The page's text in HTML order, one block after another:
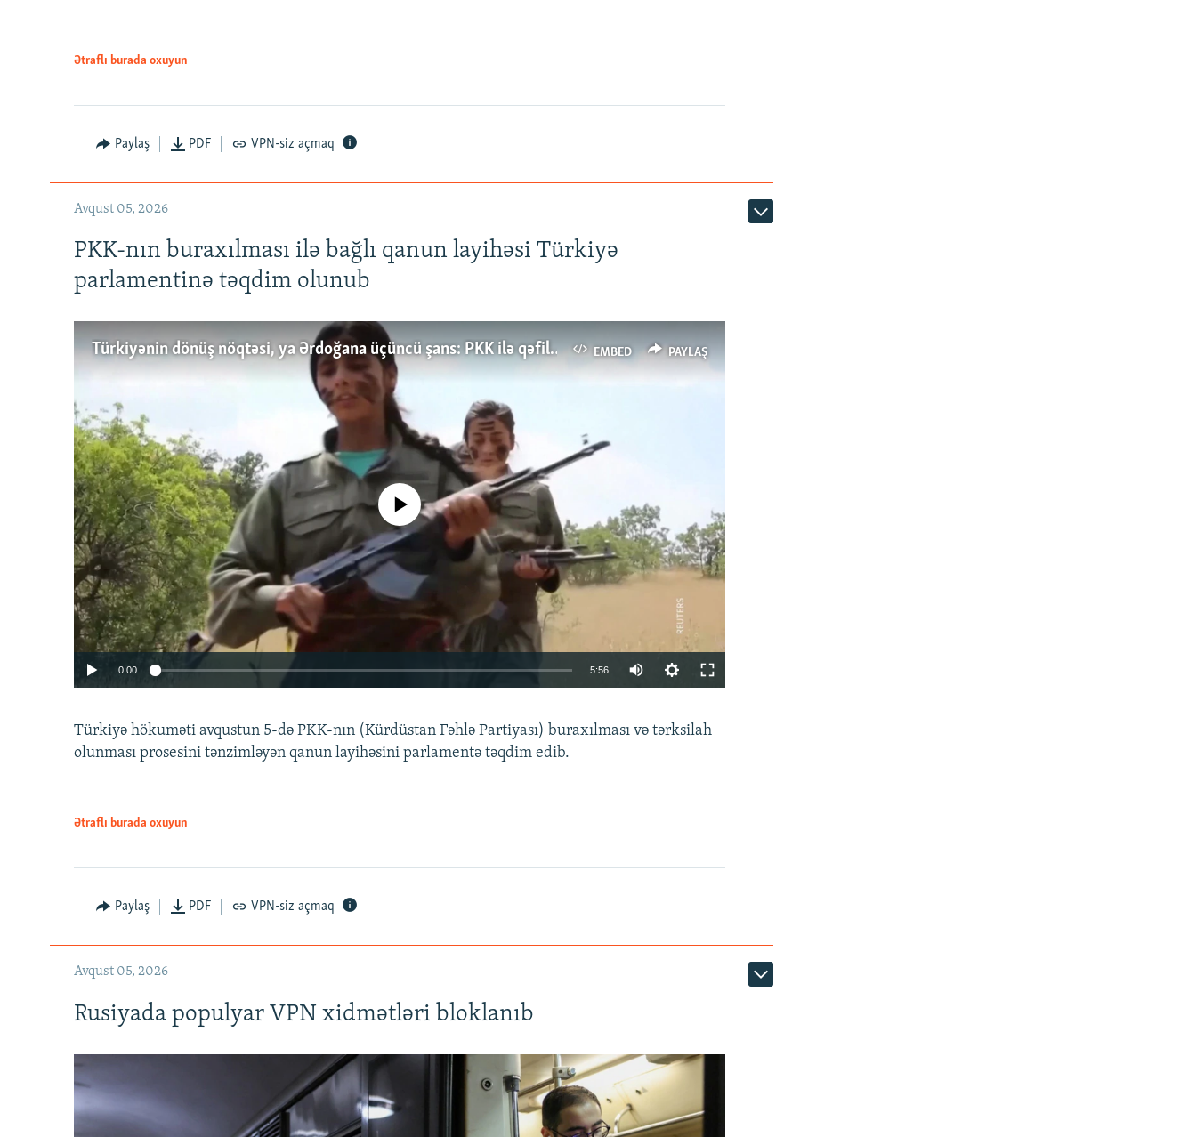
Ətraflı burada oxuyun
Paylaş PDF VPN-siz açmaq
Avqust 05, 2026
PKK-nın buraxılması ilə bağlı qanun layihəsi Türkiyə
parlamentinə təqdim olunub
EMBED PAYLAŞ
Türkiyənin dönüş nöqtəsi, ya Ərdoğana üçüncü şans: PKK ilə qəfil barışıq nə deməkdir?
EMBED PAYLAŞ
No media source currently available
0:00 5:56
360p
Türkiyə hökuməti avqustun 5-də PKK-nın (Kürdüstan Fəhlə Partiyası) buraxılması və tərksilah
olunması prosesini tənzimləyən qanun layihəsini parlamentə təqdim edib.
Ətraflı burada oxuyun
Paylaş PDF VPN-siz açmaq
Avqust 05, 2026
Rusiyada populyar VPN xidmətləri bloklanıb